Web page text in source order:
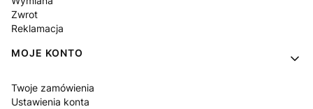
Zwrot
Reklamacja
MOJE KONTO
Twoje zamówienia
Ustawienia konta